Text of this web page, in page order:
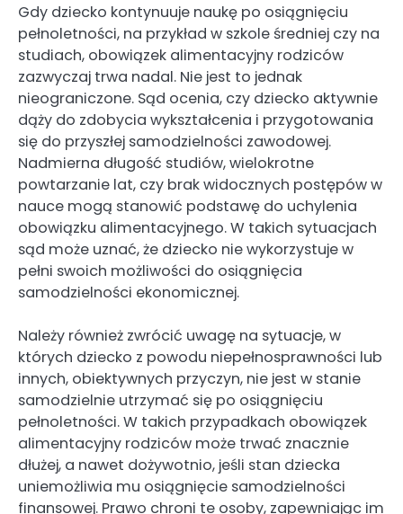
Gdy dziecko kontynuuje naukę po osiągnięciu
pełnoletności, na przykład w szkole średniej czy na
studiach, obowiązek alimentacyjny rodziców
zazwyczaj trwa nadal. Nie jest to jednak
nieograniczone. Sąd ocenia, czy dziecko aktywnie
dąży do zdobycia wykształcenia i przygotowania
się do przyszłej samodzielności zawodowej.
Nadmierna długość studiów, wielokrotne
powtarzanie lat, czy brak widocznych postępów w
nauce mogą stanowić podstawę do uchylenia
obowiązku alimentacyjnego. W takich sytuacjach
sąd może uznać, że dziecko nie wykorzystuje w
pełni swoich możliwości do osiągnięcia
samodzielności ekonomicznej.
Należy również zwrócić uwagę na sytuacje, w
których dziecko z powodu niepełnosprawności lub
innych, obiektywnych przyczyn, nie jest w stanie
samodzielnie utrzymać się po osiągnięciu
pełnoletności. W takich przypadkach obowiązek
alimentacyjny rodziców może trwać znacznie
dłużej, a nawet dożywotnio, jeśli stan dziecka
uniemożliwia mu osiągnięcie samodzielności
finansowej. Prawo chroni te osoby, zapewniając im